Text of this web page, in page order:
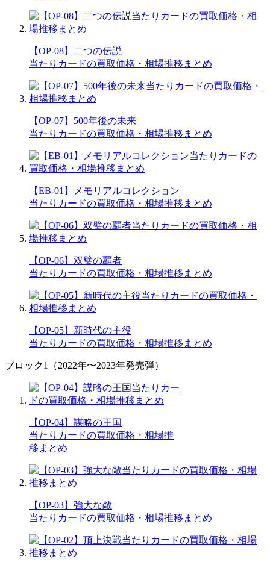
【OP-08】二つの伝説
当たりカードの買取価格・相場推移まとめ
【OP-07】500年後の未来
当たりカードの買取価格・相場推移まとめ
【EB-01】メモリアルコレクション
当たりカードの買取価格・相場推移まとめ
【OP-06】双璧の覇者
当たりカードの買取価格・相場推移まとめ
【OP-05】新時代の主役
当たりカードの買取価格・相場推移まとめ
ブロック1（2022年〜2023年発売弾）
【OP-04】謀略の王国
当たりカードの買取価格・相場推
移まとめ
【OP-03】強大な敵
当たりカードの買取価格・相場推移まとめ